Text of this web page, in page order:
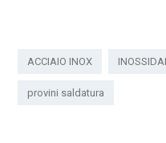
ACCIAIO INOX
provini saldatura